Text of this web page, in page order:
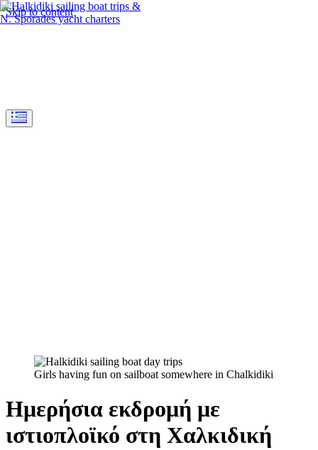
Skip to content
Girls having fun on sailboat somewhere in Chalkidiki
Ημερήσια εκδρομή με
ιστιοπλοϊκό στη Χαλκιδική